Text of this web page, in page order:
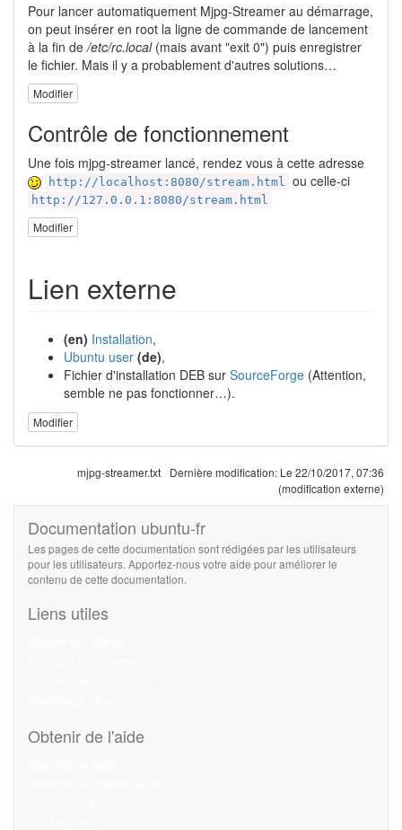
Pour lancer automatiquement Mjpg-Streamer au démarrage,
on peut insérer en root la ligne de commande de lancement
à la fin de/etc/rc.local(mais avant "exit 0") puis enregistrer
le fichier. Mais il y a probablement d'autres solutions…
Modifier
Contrôle de fonctionnement
Une fois mjpg-streamer lancé, rendez vous à cette adresse
http://localhost:8080/stream.html ou celle-ci
http://127.0.0.1:8080/stream.html
Modifier
Lien externe
(en) Installation,
Ubuntu user (de),
Fichier d'installation DEB sur SourceForge (Attention,
semble ne pas fonctionner…).
Modifier
mjpg-streamer.txt Dernière modification: Le 22/10/2017, 07:36
(modification externe)
Documentation ubuntu-fr
Les pages de cette documentation sont rédigées par les utilisateurs
pour les utilisateurs. Apportez-nous votre aide pour améliorer le
contenu de cette documentation.
Liens utiles
Obtenir de l'aide